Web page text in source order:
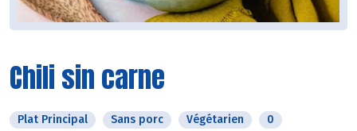
Chili sin carne
Plat Principal Sans porc Végétarien 0